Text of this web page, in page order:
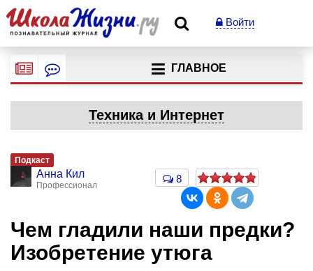
Войти
ГЛАВНОЕ
Техника и Интернет
Подкаст
Анна Кил
Профессионал
8
Чем гладили наши предки?
Изобретение утюга